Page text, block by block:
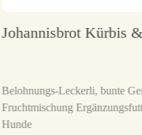
Johannisbrot Kürbis
Belohnungs-Leckerli, bunte
Fruchtmischung
Hunde